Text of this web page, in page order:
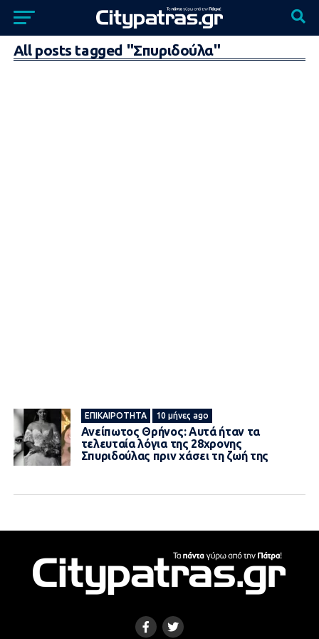
All posts tagged "Σπυριδούλα"
ΕΠΙΚΑΙΡΌΤΗΤΑ 10 μήνες ago
Ανείπωτος Θρήνος: Αυτά ήταν τα
τελευταία λόγια της 28χρονης
Σπυριδούλας πριν χάσει τη ζωή της